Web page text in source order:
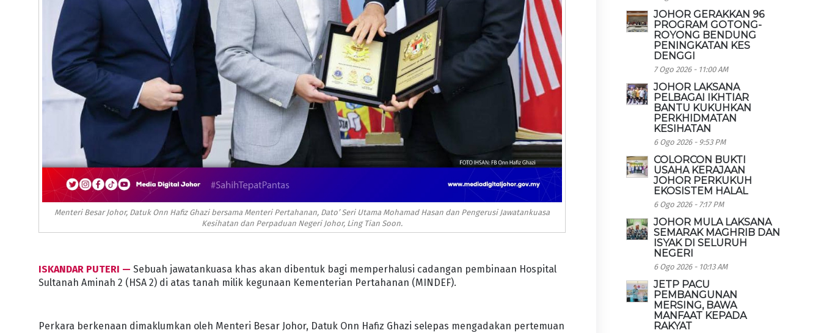
Menteri Besar Johor, Datuk Onn Hafiz Ghazi bersama Menteri Pertahanan, Dato’ Seri Utama Mohamad Hasan dan Pengerusi Jawatankuasa
Kesihatan dan Perpaduan Negeri Johor, Ling Tian Soon.
ISKANDAR PUTERI — Sebuah jawatankuasa khas akan dibentuk bagi memperhalusi cadangan pembinaan Hospital
Sultanah Aminah 2 (HSA 2) di atas tanah milik kegunaan Kementerian Pertahanan (MINDEF).
Perkara berkenaan dimaklumkan oleh Menteri Besar Johor, Datuk Onn Hafiz Ghazi selepas mengadakan pertemuan
JOHOR GERAKKAN 96
PROGRAM GOTONG-
ROYONG BENDUNG
PENINGKATAN KES
DENGGI
7 Ogo 2026 - 11:00 AM
JOHOR LAKSANA
PELBAGAI IKHTIAR
BANTU KUKUHKAN
PERKHIDMATAN
KESIHATAN
6 Ogo 2026 - 9:53 PM
COLORCON BUKTI
USAHA KERAJAAN
JOHOR PERKUKUH
EKOSISTEM HALAL
6 Ogo 2026 - 7:17 PM
JOHOR MULA LAKSANA
SEMARAK MAGHRIB DAN
ISYAK DI SELURUH
NEGERI
6 Ogo 2026 - 10:13 AM
JETP PACU
PEMBANGUNAN
MERSING, BAWA
MANFAAT KEPADA
RAKYAT